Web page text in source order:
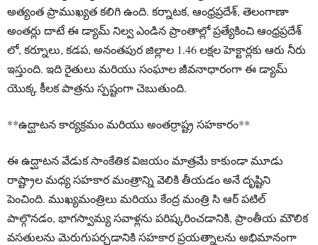
అత్యంత ప్రాముఖ్యత కలిగి ఉంది. కర్నాటక, ఆంధ్రప్రదేశ్, తెలంగాణా
అంతర్లు దాటే ఈ డ్యామ్ నిల్వ ఎండిన ప్రాంతాల్లో ప్రత్యేకించి ఆంధ్రప్రదేశ్
లో, కర్నూలు, కడప, అనంతపుర జిల్లాల 1.46 లక్షల హెక్టార్లకు ఆరు నీరు
ఇస్తుంది. ఇది రైతులు మరియు సంఘాల జీవనాధారంగా ఈ డ్యామ్
యొక్క కీలక పాత్రను స్పష్టంగా చెబుతుంది.
**ఉద్ఘాటన కార్యక్రమం మరియు అంతర్రాష్ట్ర సహకారం**
ఈ ఉద్ఘాటన వేడుక సాంకేతిక విజయం మాత్రమే కాకుండా మూడు
రాష్ట్రాల మధ్య సహకార మంత్రాన్ని వెలికి తీయడం అనే దృష్టిని
పెంచింది. ముఖ్యమంత్రిలు మరియు కేంద్ర మంత్రి సి ఆర్ పటిల్
పాల్గొనడం, భాగస్వామ్య సవాళ్లను పరిష్కరించడానికి, ప్రాంతీయ మౌలిక
వసతులను మెరుగుపర్చడానికి సహకార ప్రయత్నాలను అభిమానంగా